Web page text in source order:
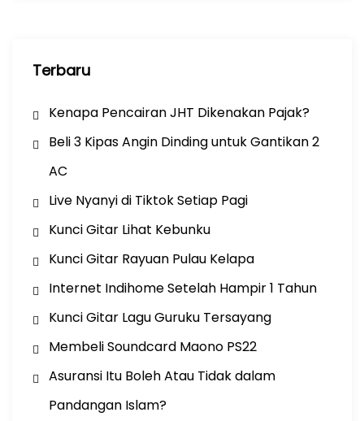
Terbaru
Kenapa Pencairan JHT Dikenakan Pajak?
Beli 3 Kipas Angin Dinding untuk Gantikan 2
AC
Live Nyanyi di Tiktok Setiap Pagi
Kunci Gitar Lihat Kebunku
Kunci Gitar Rayuan Pulau Kelapa
Internet Indihome Setelah Hampir 1 Tahun
Kunci Gitar Lagu Guruku Tersayang
Membeli Soundcard Maono PS22
Asuransi Itu Boleh Atau Tidak dalam
Pandangan Islam?